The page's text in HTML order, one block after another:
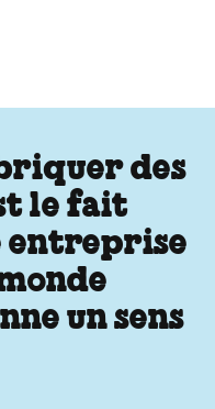
des
le fait
entreprise
un sens